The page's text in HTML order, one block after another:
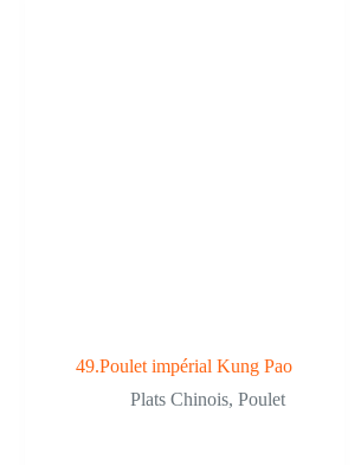
49.Poulet impérial Kung Pao
Plats Chinois,Poulet